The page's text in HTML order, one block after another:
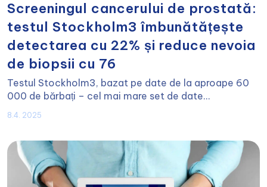
Screeningul cancerului de prostată:
testul Stockholm3 îmbunătățește
detectarea cu 22% și reduce nevoia
de biopsii cu 76
Testul Stockholm3, bazat pe date de la aproape 60
000 de bărbați – cel mai mare set de date...
8.4. 2025